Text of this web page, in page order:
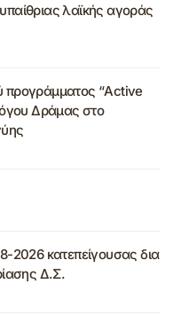
λαϊκής αγοράς
προγράμματος “Active
Δράμας στο
κατεπείγουσας δια
Δ.Σ.